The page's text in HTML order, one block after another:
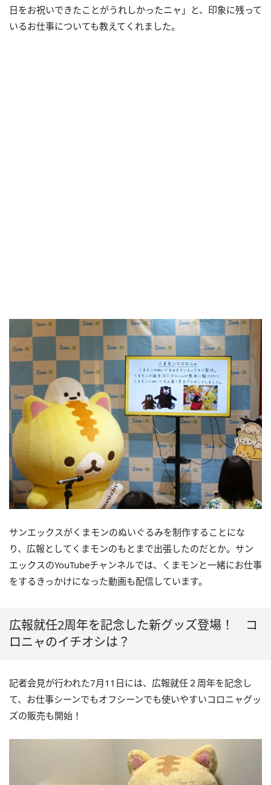
日をお祝いできたことがうれしかったニャ」と、印象に残って
いるお仕事についても教えてくれました。
サンエックスがくまモンのぬいぐるみを制作することにな
り、広報としてくまモンのもとまで出張したのだとか。サン
エックスのYouTubeチャンネルでは、くまモンと一緒にお仕事
をするきっかけになった動画も配信しています。
広報就任2周年を記念した新グッズ登場！ コ
ロニャのイチオシは？
記者会見が行われた7月11日には、広報就任２周年を記念し
て、お仕事シーンでもオフシーンでも使いやすいコロニャグッ
ズの販売も開始！